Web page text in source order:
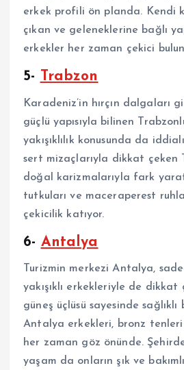
erkek profili ön planda. Kendi
çıkan ve geleneklerine bağlı
erkekler her zaman çekici
5- Trabzon
Karadeniz’in hırçın dalgaları
güçlü yapısıyla bilinen
yakışıklılık konusunda da
sert mizaçlarıyla dikkat çeken
doğal karizmalarıyla fark
tutkuları ve maceraperest
çekicilik katıyor.
6- Antalya
Turizmin merkezi Antalya,
yakışıklı erkekleriyle de dikkat
güneş üçlüsü sayesinde
Antalya erkekleri, bronz
her zaman göz önünde.
yaşam da onların şık ve